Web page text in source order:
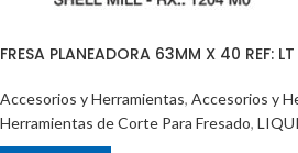
FRESA PLANEADORA 63MM X 40 REF:
Accesorios y Herramientas, Accesorios y
Herramientas de Corte Para Fresado,